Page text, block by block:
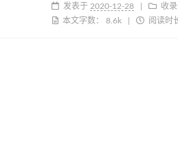
发表于 2020-12-28 收
本文字数：
8.6k 阅读时